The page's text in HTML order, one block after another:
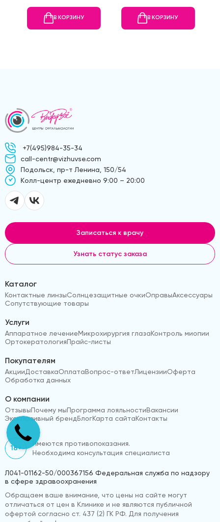
В КОРЗИНУ В КОРЗИНУ
+7(495)984-35-34
call-centr@vizhuvse.com
Подольск, пр-т Ленина, 150/54
Kолл-центр ежедневно 9:00 – 20:00
Записаться к врачу
Узнать статус заказа
Каталог
Контактные линзыСолнцезащитные очкиОправыАксессуары
Сопутствующие товары
Услуги
Аппаратное лечениеМикрохирургия глазаКонтроль миопии
ОртокератологияПрайс-листы
Покупателям
АкцииДоставкаОплатаВопрос-ответЛицензииОферта
Обработка данных
О компании
ОтзывыПочему мыПрограмма лояльностиВакансии
Эксклюзивный брендБлогКарта сайтаКонтакты
18+
Имеются противопоказания.
Необходима консультация специалиста
Л041-01162-50/000367156 Федеральная служба по надзору
в сфере здравоохранения
Обращаем ваше внимание, что цены на сайте могут
отличаться от цен в Клинике и не являются публичной
офертой согласно ст. 437 (2) ГК РФ. Для получения